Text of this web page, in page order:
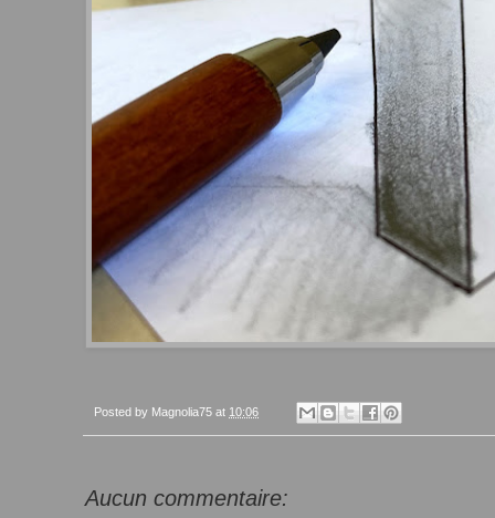
Posted by Magnolia75 at 10:06
Aucun commentaire: